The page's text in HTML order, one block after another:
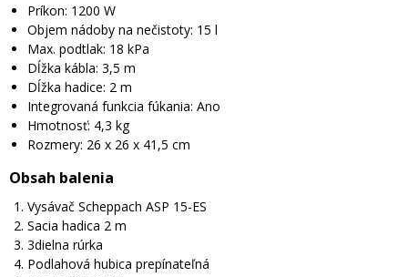
Príkon: 1200 W
Objem nádoby na nečistoty: 15 l
Max. podtlak: 18 kPa
Dĺžka kábla: 3,5 m
Dĺžka hadice: 2 m
Integrovaná funkcia fúkania: Ano
Hmotnosť: 4,3 kg
Rozmery: 26 x 26 x 41,5 cm
Obsah balenia
Vysávač Scheppach ASP 15-ES
Sacia hadica 2 m
3dielna rúrka
Podlahová hubica prepínateľná